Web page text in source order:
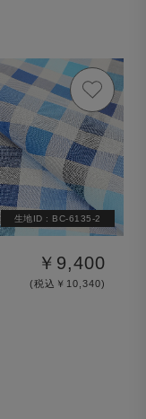
生地ID : BC-6135-2
￥9,400
(税込￥10,340)